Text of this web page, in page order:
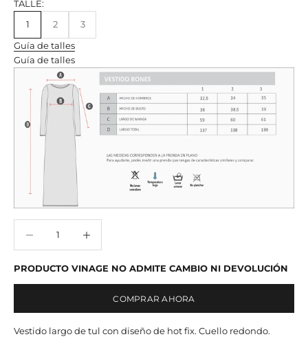
TALLE:
1
2
3
Guía de talles
Guía de talles
PRODUCTO VINAGE NO ADMITE CAMBIO NI DEVOLUCIÓN
COMPRAR AHORA
Vestido largo de tul con diseño de hot fix. Cuello redondo.